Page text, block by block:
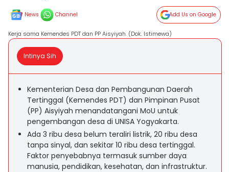
News Channel Add Us on Google
Kerja sama Kemendes PDT dan PP Aisyiyah. (Dok. Istimewa)
Intinya Sih
Kementerian Desa dan Pembangunan Daerah
Tertinggal (Kemendes PDT) dan Pimpinan Pusat
(PP) Aisyiyah menandatangani MoU untuk
pengembangan desa di UNISA Yogyakarta.
Ada 3 ribu desa belum teraliri listrik, 20 ribu desa
tanpa sinyal, dan sekitar 10 ribu desa tertinggal.
Faktor penyebabnya termasuk sumber daya
manusia, pendidikan, kesehatan, dan infrastruktur.